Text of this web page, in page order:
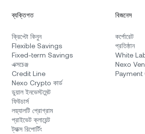
ব্যক্তিগত
ক্রিপ্টো কিনুন
Flexible Savings
Fixed-term Savings
এক্সচেঞ্জ
Credit Line
Nexo Crypto কার্ড
ডুয়াল ইনভেস্টমেন্ট
ফিউচার্স
লয়্যালটি প্রোগ্রাম
প্রাইভেট ক্লায়েন্ট
ট্যাক্স রিপোর্টিং
বিজনেস
কর্পোরেট
প্রতিষ্ঠান
White
Nexo
Payment